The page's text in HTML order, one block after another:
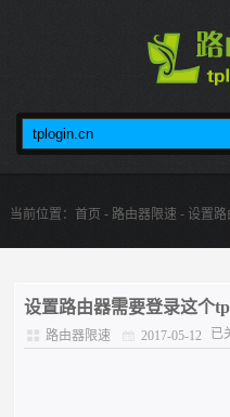
当前位置： 首页 - 路由器限速 - 设置
设置路由器需要登录这个
路由器限速 2017-05-12 已